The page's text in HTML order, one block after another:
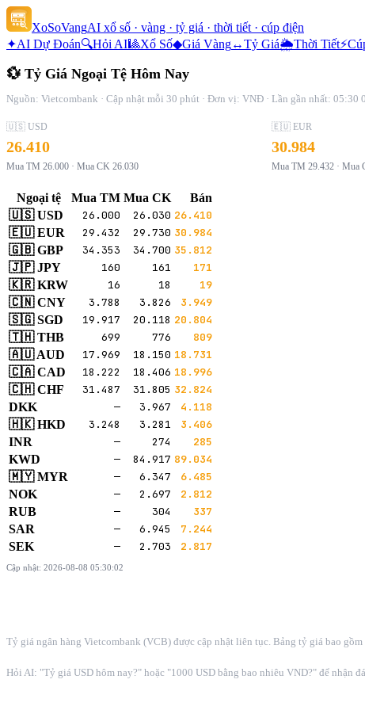
XoSoVangAI xổ số · vàng · tỷ giá · thời tiết · cúp điện
✦AI Dự Đoán🔍Hỏi AI🎱Xổ Số◆Giá Vàng↔Tỷ Giá🌦Thời Tiết⚡
💱 Tỷ Giá Ngoại Tệ Hôm Nay
Nguồn: Vietcombank · Cập nhật mỗi 30 phút · Đơn vị: VNĐ · Lần gần nhất: 05:30
🇺🇸 USD
26.410
Mua TM 26.000 · Mua CK 26.030
🇪🇺 EUR
30.984
Mua TM 29.432 · Mua
Ngoại tệ Mua TM Mua CK
Bán
🇺🇸 USD
26.000 26.030 26.410
🇪🇺 EUR
29.432 29.730 30.984
🇬🇧 GBP
34.353 34.700 35.812
🇯🇵 JPY
160 161
171
🇰🇷 KRW
16 18
19
🇨🇳 CNY
3.788 3.826
3.949
🇸🇬 SGD
19.917 20.118 20.804
🇹🇭 THB
699 776
809
🇦🇺 AUD
17.969 18.150 18.731
🇨🇦 CAD
18.222 18.406 18.996
🇨🇭 CHF
31.487 31.805 32.824
DKK
— 3.967
4.118
🇭🇰 HKD
3.248 3.281
3.406
INR
— 274
285
KWD
— 84.917 89.034
🇲🇾 MYR
— 6.347
6.485
NOK
— 2.697
2.812
RUB
— 304
337
SAR
— 6.945
7.244
SEK
— 2.703 2.817
Cập nhật: 2026-08-08 05:30:02
Tỷ giá ngân hàng Vietcombank (VCB) được cập nhật liên tục. Bảng tỷ giá bao
Hỏi AI: "Tỷ giá USD hôm nay?" hoặc "1000 USD bằng bao nhiêu VND?" để nhận